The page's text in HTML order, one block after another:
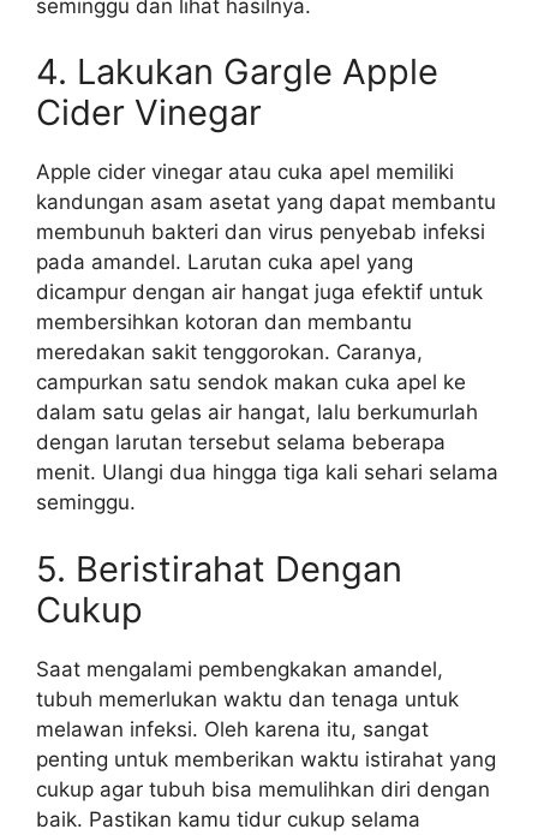
seminggu dan lihat hasilnya.
4. Lakukan Gargle Apple
Cider Vinegar
Apple cider vinegar atau cuka apel memiliki
kandungan asam asetat yang dapat membantu
membunuh bakteri dan virus penyebab infeksi
pada amandel. Larutan cuka apel yang
dicampur dengan air hangat juga efektif untuk
membersihkan kotoran dan membantu
meredakan sakit tenggorokan. Caranya,
campurkan satu sendok makan cuka apel ke
dalam satu gelas air hangat, lalu berkumurlah
dengan larutan tersebut selama beberapa
menit. Ulangi dua hingga tiga kali sehari selama
seminggu.
5. Beristirahat Dengan
Cukup
Saat mengalami pembengkakan amandel,
tubuh memerlukan waktu dan tenaga untuk
melawan infeksi. Oleh karena itu, sangat
penting untuk memberikan waktu istirahat yang
cukup agar tubuh bisa memulihkan diri dengan
baik. Pastikan kamu tidur cukup selama